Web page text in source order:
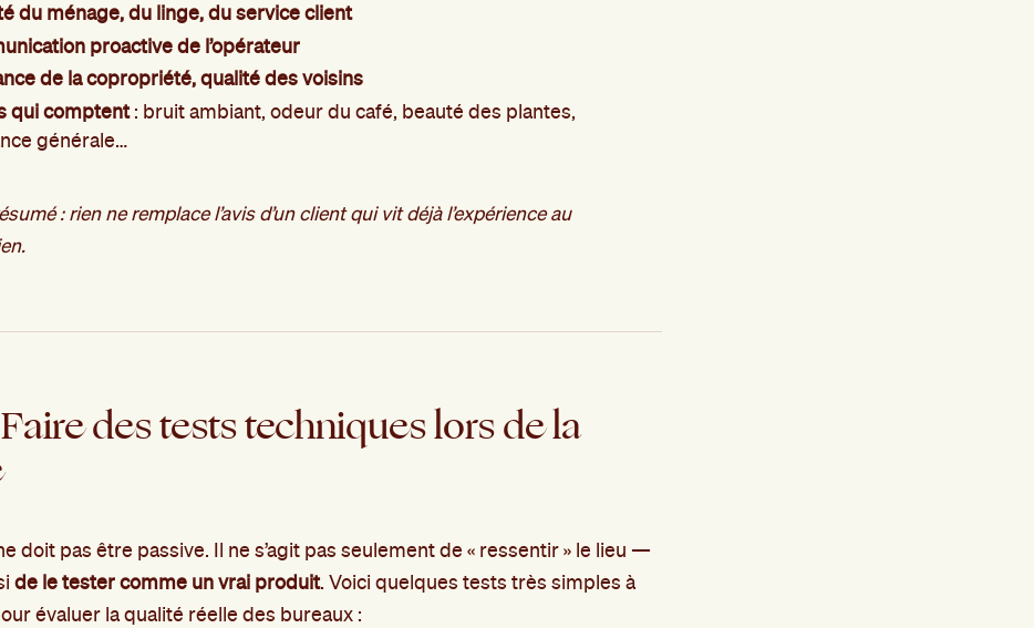
du ménage, du linge, du service client
proactive de l’opérateur
de la copropriété, qualité des voisins
qui comptent: bruit ambiant, odeur du café, beauté des plantes,
générale…
: rien ne remplace l’avis d’un client qui vit déjà l’expérience au
des tests techniques lors de la
doit pas être passive. Il ne s’agit pas seulement de « ressentir » le lieu —
de le tester comme un vrai produit. Voici quelques tests très simples à
évaluer la qualité réelle des bureaux :